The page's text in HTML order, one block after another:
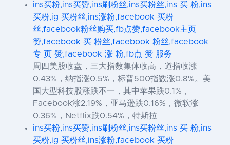
ins买粉,ins买赞,ins刷粉丝,ins买粉丝,ins 买 粉,ins
买粉,ig 买粉丝,ins涨粉,facebook 买粉
丝,facebook粉丝购买,fb点赞,facebook主页
赞,facebook 买 粉丝,facebook 粉丝,facebook
专 页 赞,facebook 涨 粉,fb点 赞 服务
周四美股收盘，三大指数集体收高，道指收涨
0.43%，纳指涨0.5%，标普500指数涨0.8%。美
国大型科技股涨跌不一，其中苹果跌0.1%，
Facebook涨2.19%，亚马逊跌0.16%，微软涨
0.36%，Netflix跌0.54%，特斯拉
ins买粉,ins买赞,ins刷粉丝,ins买粉丝,ins 买 粉,ins
买粉,ig 买粉丝,ins涨粉,facebook 买粉